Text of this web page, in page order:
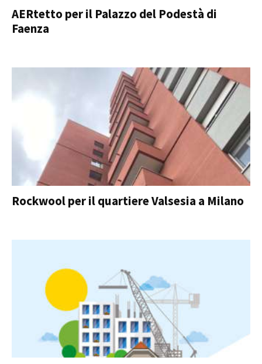
AERtetto per il Palazzo del Podestà di
Faenza
Rockwool per il quartiere Valsesia a Milano